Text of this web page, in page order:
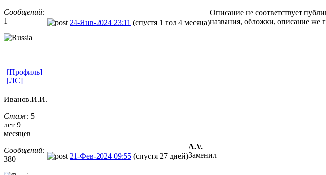
Сообщений:
1
24-Янв-2024 23:11 (спустя 1 год 4 месяца)
Описание не соответствует
названия, обложки, описание же
[Профиль]
[ЛС]
Иванов.И.И.
Стаж: 5
лет 9
месяцев
Сообщений:
380
21-Фев-2024 09:55 (спустя 27 дней)
A.V.
Заменил